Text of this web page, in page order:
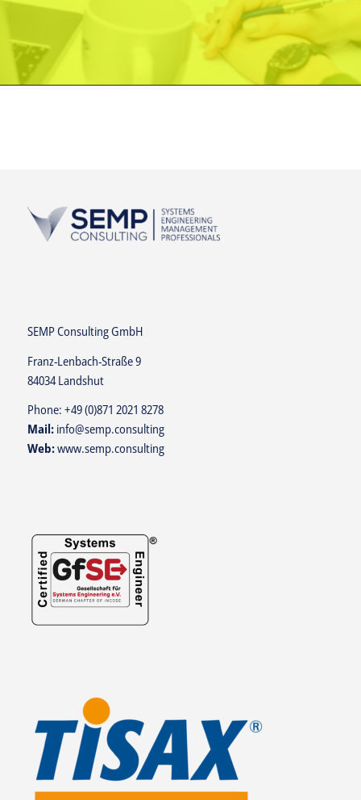
SEMP Consulting GmbH
Franz-Lenbach-Straße 9
84034 Landshut
Phone: +49 (0)871 2021 8278
Mail: info@semp.consulting
Web:www.semp.consulting